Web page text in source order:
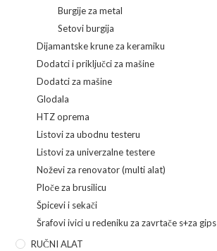
Burgije za metal
Setovi burgija
Dijamantske krune za keramiku
Dodatci i priključci za mašine
Dodatci za mašine
Glodala
HTZ oprema
Listovi za ubodnu testeru
Listovi za univerzalne testere
Noževi za renovator (multi alat)
Ploče za brusilicu
Špicevi i sekači
Šrafovi ivici u redeniku za zavrtače s+za gips
RUČNI ALAT